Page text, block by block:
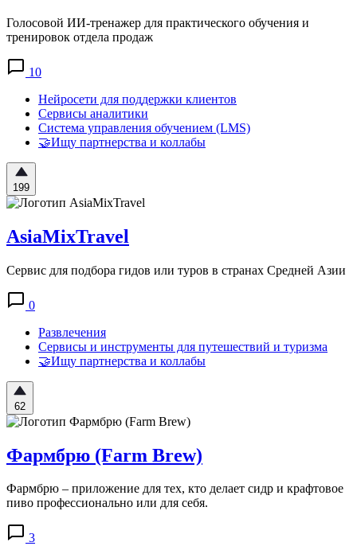
Голосовой ИИ-тренажер для практического обучения и
тренировок отдела продаж
10
Нейросети для поддержки клиентов
Сервисы аналитики
Система управления обучением (LMS)
🤝Ищу партнерства и коллабы
199
AsiaMixTravel
Сервис для подбора гидов или туров в странах Средней Азии
0
Развлечения
Сервисы и инструменты для путешествий и туризма
🤝Ищу партнерства и коллабы
62
Фармбрю (Farm Brew)
Фармбрю – приложение для тех, кто делает сидр и крафтовое
пиво профессионально или для себя.
3